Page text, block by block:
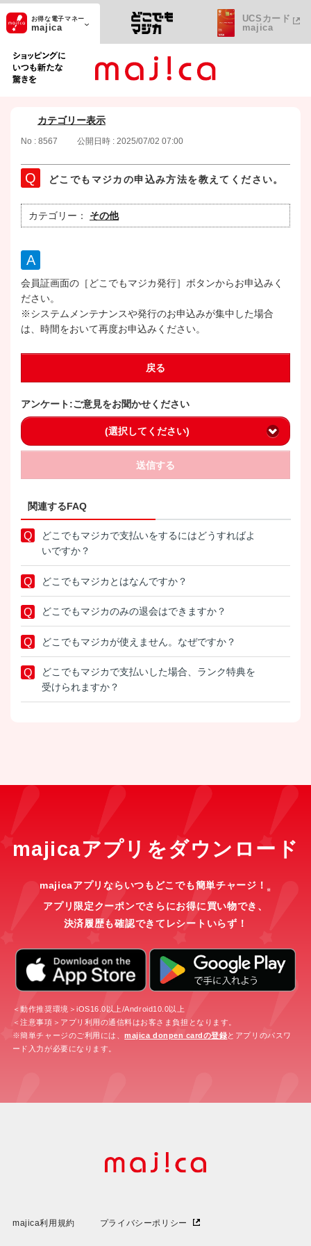
ショッピングにいつも新たな驚きを
お得な電子マネー
majica
UCSカード
majica
カテゴリー表示
No : 8567 公開日時 : 2025/07/02 07:00
どこでもマジカの申込み方法を教えてください。
カテゴリー： その他
会員証画面の［どこでもマジカ発行］ボタンからお申込みく
ださい。
※システムメンテナンスや発行のお申込みが集中した場合
は、時間をおいて再度お申込みください。
戻る
アンケート:ご意見をお聞かせください
(選択してください)
送信する
関連するFAQ
どこでもマジカで支払いをするにはどうすればよ
いですか？
どこでもマジカとはなんですか？
どこでもマジカのみの退会はできますか？
どこでもマジカが使えません。なぜですか？
どこでもマジカで支払いした場合、ランク特典を
受けられますか？
majicaアプリをダウンロード
majicaアプリならいつもどこでも簡単チャージ！ ※
アプリ限定クーポンでさらにお得に買い物でき、
決済履歴も確認できてレシートいらず！
＜動作推奨環境＞iOS16.0以上/Android10.0以上
＜注意事項＞アプリ利用の通信料はお客さま負担となります。
※簡単チャージのご利用には、majica donpen cardの登録とアプリのパスワ
ード入力が必要になります。
majica利用規約 プライバシーポリシー